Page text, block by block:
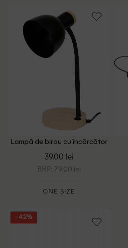
Lampă de birou cu încărcător
39.00 lei
RRP: 79.00 lei
ONE SIZE
- 42%